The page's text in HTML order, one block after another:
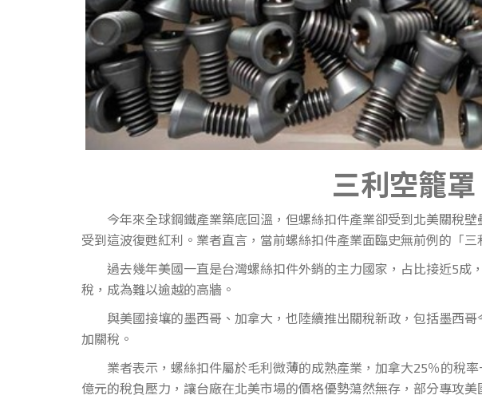
三利空籠罩
今年來全球鋼鐵產業築底回溫，但螺絲扣件產業卻受到北美關稅壁
受到這波復甦紅利。業者直言，當前螺絲扣件產業面臨史無前例的「
過去幾年美國一直是台灣螺絲扣件外銷的主力國家，占比接近5成
稅，成為難以逾越的高牆。
與美國接壤的墨西哥、加拿大，也陸續推出關稅新政，包括墨西哥
加關稅。
業者表示，螺絲扣件屬於毛利微薄的成熟產業，加拿大25％的稅率
億元的稅負壓力，讓台廠在北美市場的價格優勢蕩然無存，部分專攻